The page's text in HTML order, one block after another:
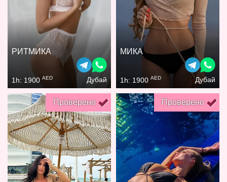
РИТМИКА
1h: 1900 AED Дубай
МИКА
1h: 1900 AED Дубай
Проверено Проверено